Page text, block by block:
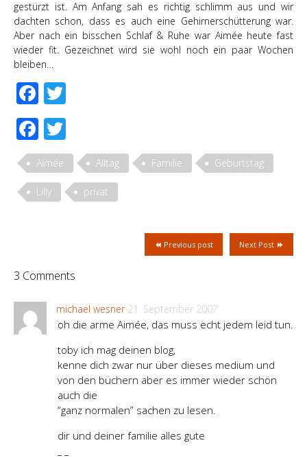
gestürzt ist. Am Anfang sah es richtig schlimm aus und wir
dachten schon, dass es auch eine Gehirnerschütterung war.
Aber nach ein bisschen Schlaf & Ruhe war Aimée heute fast
wieder fit. Gezeichnet wird sie wohl noch ein paar Wochen
bleiben…
Facebook
Facebook
Aimée Alltag Familie Geburtstag
Lilly privat
Next Post
Previous post
3 Comments
michael wesner 21. September 2007
oh die arme Aimée, das muss echt jedem leid tun.
toby ich mag deinen blog,
kenne dich zwar nur über dieses medium und
von den büchern aber es immer wieder schön
auch die
“ganz normalen” sachen zu lesen.
dir und deiner familie alles gute